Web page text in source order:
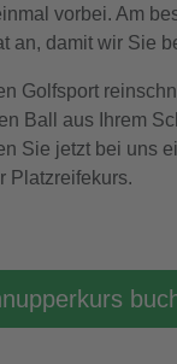
vorbei. Am
an, damit wir Sie
Golfsport
Ball aus Ihrem
Sie jetzt bei uns
Platzreifekurs.